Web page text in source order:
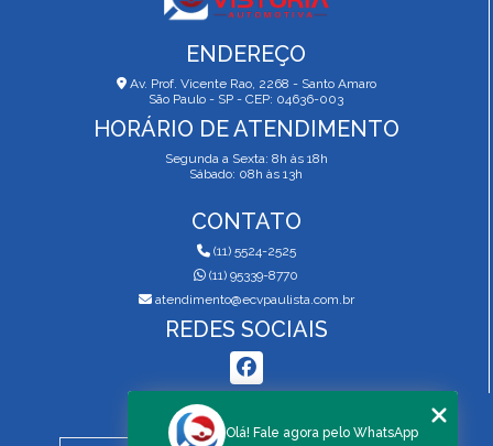
ENDEREÇO
Av. Prof. Vicente Rao, 2268 - Santo Amaro
São Paulo - SP - CEP: 04636-003
HORÁRIO DE ATENDIMENTO
Segunda a Sexta: 8h às 18h
Sábado: 08h às 13h
CONTATO
(11) 5524-2525
(11) 95339-8770
atendimento@ecvpaulista.com.br
REDES SOCIAIS
MENU
Olá! Fale agora pelo WhatsApp